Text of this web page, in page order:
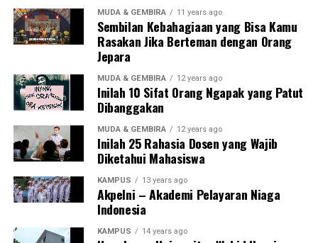
MUDA & GEMBIRA 11 years ago
Sembilan Kebahagiaan yang Bisa Kamu
Rasakan Jika Berteman dengan Orang
Jepara
MUDA & GEMBIRA 12 years ago
Inilah 10 Sifat Orang Ngapak yang Patut
Dibanggakan
MUDA & GEMBIRA 12 years ago
Inilah 25 Rahasia Dosen yang Wajib
Diketahui Mahasiswa
KAMPUS 13 years ago
Akpelni – Akademi Pelayaran Niaga
Indonesia
KAMPUS 14 years ago